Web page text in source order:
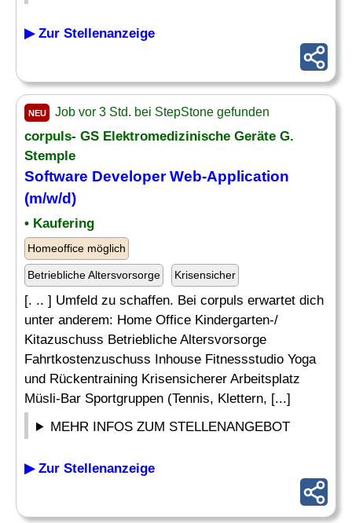
▶ Zur Stellenanzeige
NEU Job vor 3 Std. bei StepStone gefunden
corpuls- GS Elektromedizinische Geräte G.
Stemple
Software DeveloperWeb-Application
(m/w/d)
• Kaufering
Homeoffice möglich
Betriebliche Altersvorsorge Krisensicher
[. .. ] Umfeld zu schaffen. Bei corpuls erwartet dich
unter anderem: Home Office Kindergarten-/
Kitazuschuss Betriebliche Altersvorsorge
Fahrtkostenzuschuss Inhouse Fitnessstudio Yoga
und Rückentraining Krisensicherer Arbeitsplatz
Müsli-Bar Sportgruppen (Tennis, Klettern, [...]
MEHR INFOS ZUM STELLENANGEBOT
▶ Zur Stellenanzeige